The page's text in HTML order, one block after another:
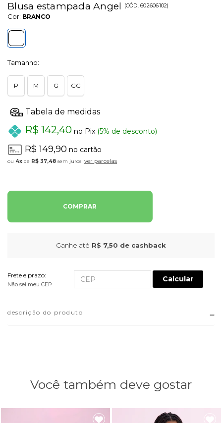
Blusa estampada Angel (CÓD. 602606102)
Cor: BRANCO
Tamanho:
P M G GG
R$ 142,40 no Pix (5% de desconto)
R$ 149,90 no cartão
4x de R$ 37,48 sem juros ver parcelas
COMPRAR
Ganhe até R$ 7,50 de cashback
Frete e prazo:
Não sei meu CEP
Calcular
descrição do produto
Você também deve gostar